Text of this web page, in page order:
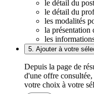
le détail du
le détail du
les modalités
la présentation
les
5. Ajouter à votre
Depuis la page de
d'une offre
votre choix à votre